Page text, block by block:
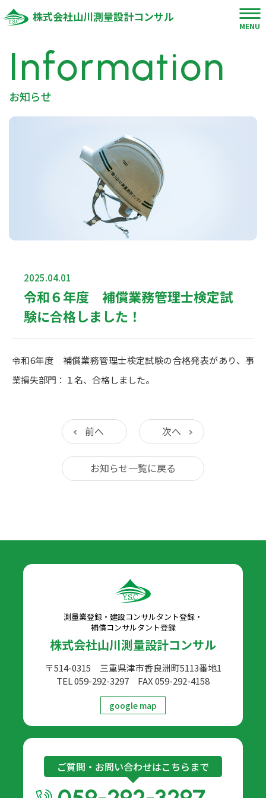
株式会社山川測量設計コンサル
MENU
Information
お知らせ
2025.04.01
令和６年度 補償業務管理士検定試
験に合格しました！
令和6年度 補償業務管理士検定試験の合格発表があり、事
業損失部門：１名、合格しました。
前へ 次へ
お知らせ一覧に戻る
測量業登録・建設コンサルタント登録・
補償コンサルタント登録
株式会社山川測量設計コンサル
〒514-0315 三重県津市香良洲町5113番地1
TEL 059-292-3297 FAX 059-292-4158
google map
ご質問・お問い合わせはこちらまで